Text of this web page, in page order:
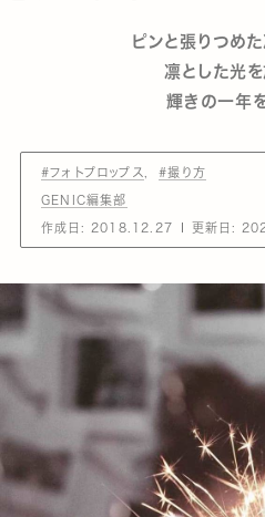
ピンと張りつめ
凛とした光
輝きの一年
#フォトプロップス #撮り方
GENIC編集部
作成日: 2018.12.27 更新日: